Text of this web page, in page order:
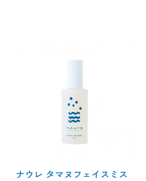
ナウレ タマヌフェイスミス